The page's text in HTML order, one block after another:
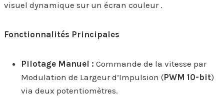
visuel dynamique sur un écran couleur .
Fonctionnalités Principales
Pilotage Manuel : Commande de la vitesse par
Modulation de Largeur d’Impulsion (PWM 10-bit)
via deux potentiomètres.